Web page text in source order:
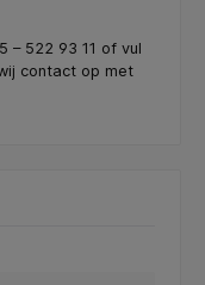
– 522 93 11 of vul
contact op met